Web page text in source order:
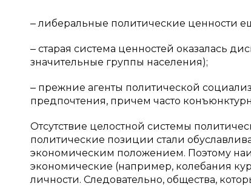
‒ либеральные политические ценности
‒ старая система ценностей оказалась
значительные группы населения);
‒ прежние агенты политической
предпочтения, причем часто
Отсутствие целостной системы
политические позиции стали
экономическим положением. Поэтому
экономические (например, колебания
личности. Следовательно, общества,